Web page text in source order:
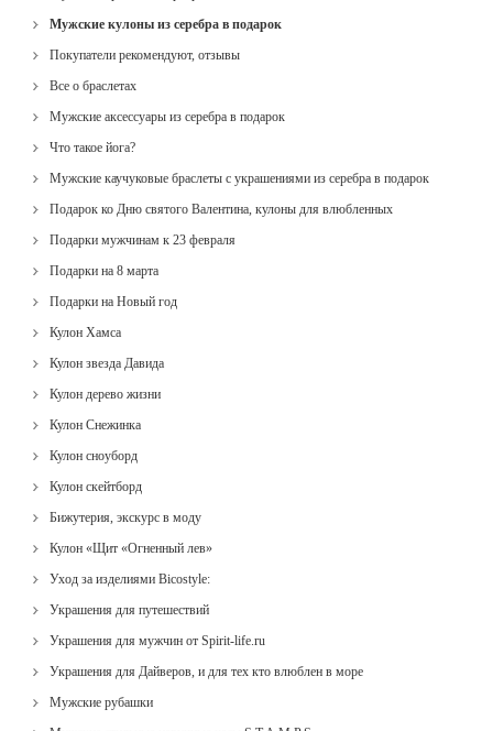
Мужские кулоны из серебра в подарок
Покупатели рекомендуют, отзывы
Все о браслетах
Мужские аксессуары из серебра в подарок
Что такое йога?
Мужские каучуковые браслеты с украшениями из серебра в подарок
Подарок ко Дню святого Валентина, кулоны для влюбленных
Подарки мужчинам к 23 февраля
Подарки на 8 марта
Подарки на Новый год
Кулон Хамса
Кулон звезда Давида
Кулон дерево жизни
Кулон Снежинка
Кулон сноуборд
Кулон скейтборд
Бижутерия, экскурс в моду
Кулон «Щит «Огненный лев»
Уход за изделиями Bicostyle:
Украшения для путешествий
Украшения для мужчин от Spirit-life.ru
Украшения для Дайверов, и для тех кто влюблен в море
Мужские рубашки